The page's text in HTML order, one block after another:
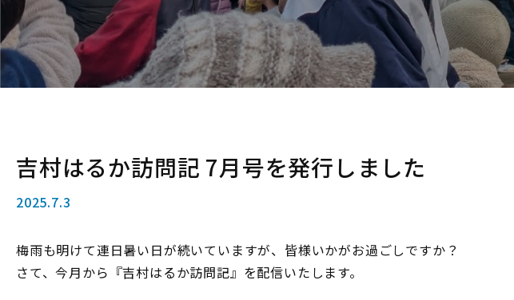
吉村はるか訪問記 7月号を発行しました
2025.7.3
梅雨も明けて連日暑い日が続いていますが、皆様いかがお過ごしですか？
さて、今月から『吉村はるか訪問記』を配信いたします。